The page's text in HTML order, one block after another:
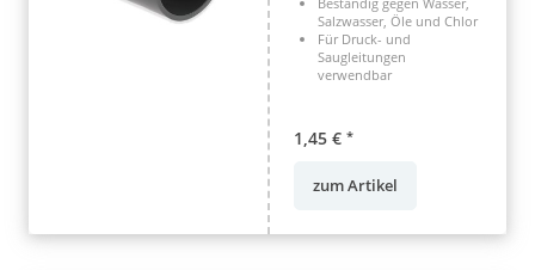
Salzwasser, Öle und Chlor
Für Druck- und
Saugleitungen
verwendbar
1,45 € *
zum Artikel